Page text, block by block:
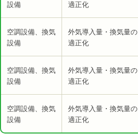
設備
適正化
空調設備、換気
設備
外気導入量・換気量の
適正化
空調設備、換気
設備
外気導入量・換気量の
適正化
空調設備、換気
設備
外気導入量・換気量の
適正化